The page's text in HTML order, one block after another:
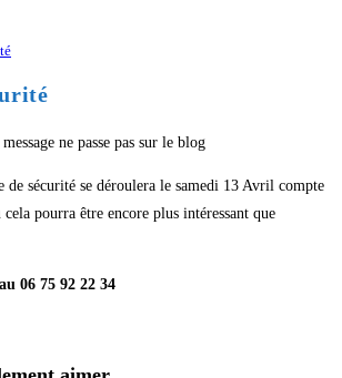
ne passe pas sur le blog
de sécurité se déroulera le samedi 13 Avril compte
pourra être encore plus intéressant que
au 06 75 92 22 34